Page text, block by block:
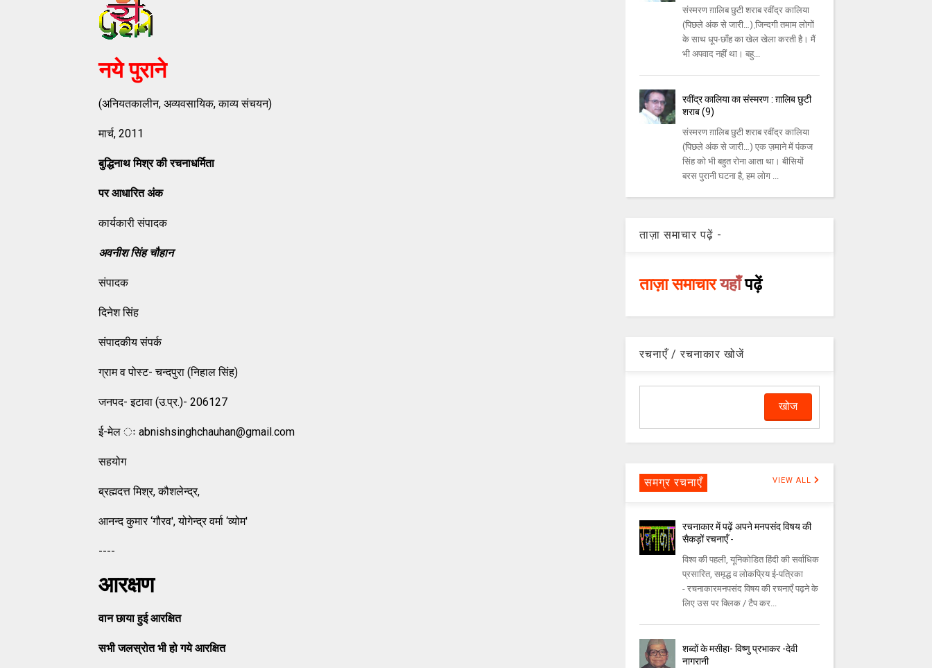
नये पुराने
(अनियतकालीन, अव्‍यवसायिक, काव्‍य संचयन)
मार्च, 2011
बुद्धिनाथ मिश्र की रचनाधर्मिता
पर आधारित अंक
कार्यकारी संपादक
अवनीश सिंह चौहान
संपादक
दिनेश सिंह
संपादकीय संपर्क
ग्राम व पोस्‍ट- चन्‍दपुरा (निहाल सिंह)
जनपद- इटावा (उ.प्र.)- 206127
ई-मेल ः abnishsinghchauhan@gmail.com
सहयोग
ब्रह्मदत्त मिश्र, कौशलेन्‍द्र,
आनन्‍द कुमार ‘गौरव', योगेन्‍द्र वर्मा ‘व्‍योम'
----
आरक्षण
वान छाया हुई आरक्षित
सभी जलस्रोत भी हो गये आरक्षित
संस्मरण ग़ालिब छुटी शराब रवींद्र कालिया
(पिछले अंक से जारी…) जि़न्‍दगी तमाम लोगों
के साथ धूप-छाँह का खेल खेला करती है। मैं
भी अपवाद नहीं था। बहु...
रवींद्र कालिया का संस्मरण : ग़ालिब छुटी
शराब (9)
संस्मरण ग़ालिब छुटी शराब रवींद्र कालिया
(पिछले अंक से जारी…) एक ज़माने में पंकज
सिंह को भी बहुत रोना आता था। बीसियों
बरस पुरानी घटना है, हम लोग ...
ताज़ा समाचार पढ़ें -
ताज़ा समाचारयहाँपढ़ें
रचनाएँ / रचनाकार खोजें
समग्र रचनाएँ VIEW ALL
रचनाकार में पढ़ें अपने मनपसंद विषय की
सैकड़ों रचनाएँ -
विश्व की पहली, यूनिकोडित हिंदी की सर्वाधिक
प्रसारित, समृद्ध व लोकप्रिय ई-पत्रिका
- रचनाकारमनपसंद विषय की रचनाएँ पढ़ने के
लिए उस पर क्लिक / टैप कर...
शब्दों के मसीहा- विष्णु प्रभाकर -देवी
नागरानी